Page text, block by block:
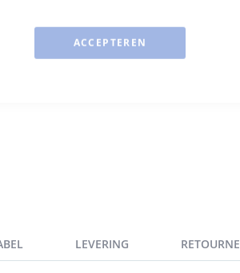
ACCEPTEREN
LEVERING